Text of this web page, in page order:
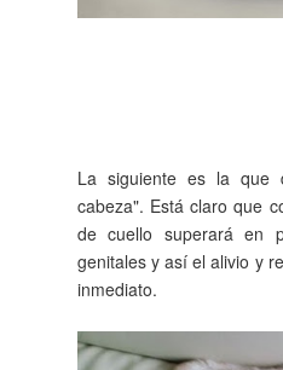
La siguiente es la que
cabeza". Está claro que
de cuello superará en
genitales y así el alivio y
inmediato.